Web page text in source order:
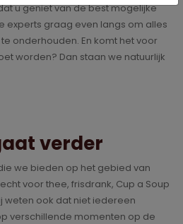
u geniet van de best mogelijke
experts graag even langs om alles
onderhouden. En komt het voor
worden? Dan staan we natuurlijk
verder
we bieden op het gebied van
voor thee, frisdrank, Cup a Soup
weten ook dat niet iedereen
verschillende momenten op de